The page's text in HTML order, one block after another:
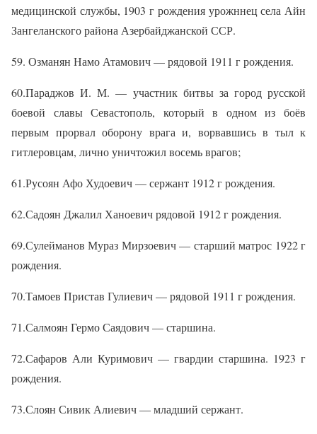
медицинской службы, 1903 г рождения урожннец села Айн
Зангеланского района Азербайджанской ССР.
59. Озманян Намо Атамович — рядовой 1911 г рождения.
60.Параджов И. М. — участник битвы за город русской
боевой славы Севастополь, который в одном из боёв
первым прорвал оборону врага и, ворвавшись в тыл к
гитлеровцам, лично уничтожил восемь врагов;
61.Русоян Афо Худоевич — сержант 1912 г рождения.
62.Садоян Джалил Ханоевич рядовой 1912 г рождения.
69.Сулейманов Мураз Мирзоевич — старший матрос 1922 г
рождения.
70.Тамоев Пристав Гулиевич — рядовой 1911 г рождения.
71.Салмоян Гермо Саядович — старшина.
72.Сафаров Али Куримович — гвардии старшина. 1923 г
рождения.
73.Слоян Сивик Алиевич — младший сержант.